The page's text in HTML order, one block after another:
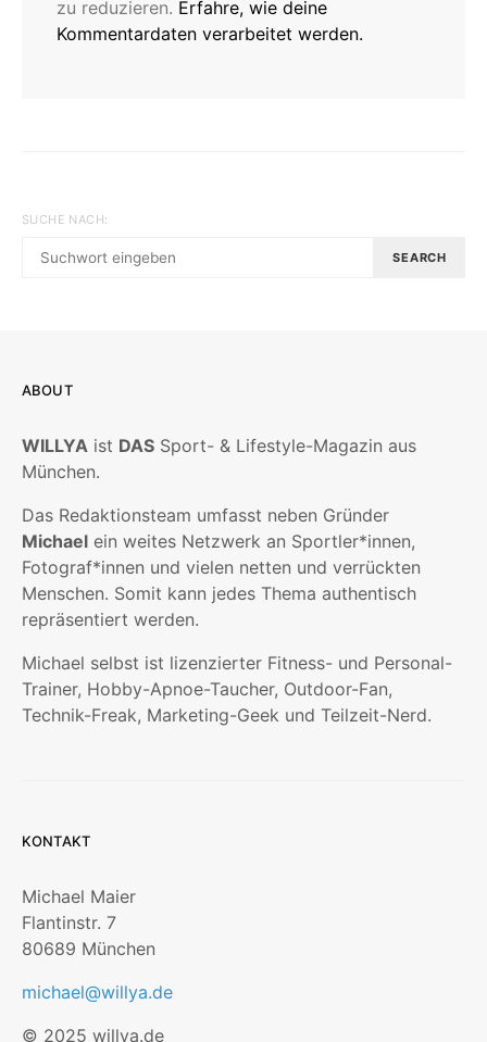
zu reduzieren. Erfahre, wie deine
Kommentardaten verarbeitet werden.
SUCHE NACH:
SEARCH
ABOUT
WILLYA ist DAS Sport- & Lifestyle-Magazin aus
München.
Das Redaktionsteam umfasst neben Gründer
Michael ein weites Netzwerk an Sportler*innen,
Fotograf*innen und vielen netten und verrückten
Menschen. Somit kann jedes Thema authentisch
repräsentiert werden.
Michael selbst ist lizenzierter Fitness- und Personal-
Trainer, Hobby-Apnoe-Taucher, Outdoor-Fan,
Technik-Freak, Marketing-Geek und Teilzeit-Nerd.
KONTAKT
Michael Maier
Flantinstr. 7
80689 München
michael@willya.de
© 2025 willya.de